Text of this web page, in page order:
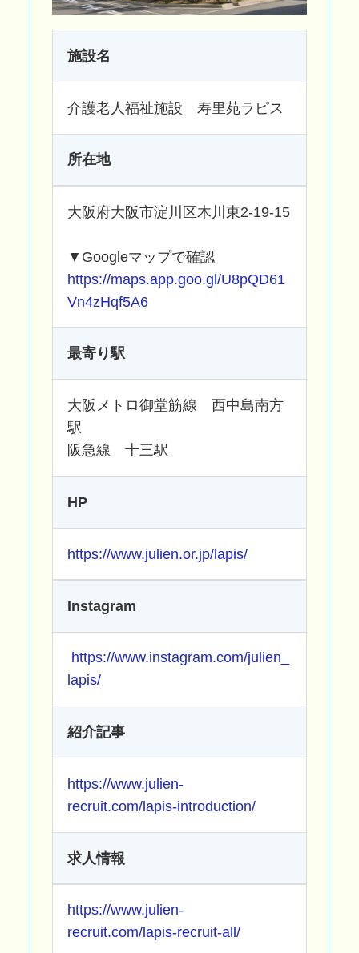
施設名
介護老人福祉施設 寿里苑ラピス
所在地
大阪府大阪市淀川区木川東2-19-15
▼Googleマップで確認
https://maps.app.goo.gl/U8pQD61
Vn4zHqf5A6
最寄り駅
大阪メトロ御堂筋線 西中島南方
駅
阪急線 十三駅
HP
https://www.julien.or.jp/lapis/
Instagram
https://www.instagram.com/julien_
lapis/
紹介記事
https://www.julien-
recruit.com/lapis-introduction/
求人情報
https://www.julien-
recruit.com/lapis-recruit-all/